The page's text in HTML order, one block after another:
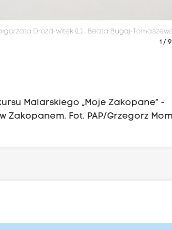
Drozd-Witek (L) i Beata Bugaj-
1/ 9
Malarskiego „Moje Zakopane” -
Zakopanem. Fot. PAP/Grzegorz